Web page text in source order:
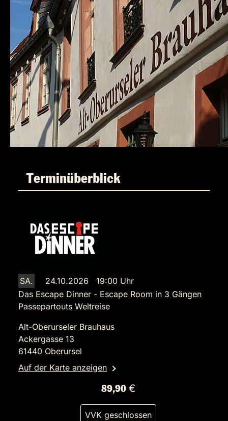
Terminüberblick
SA.
24.10.2026 19:00 Uhr
Das Escape Dinner - Escape Room in 3 Gängen
Passepartouts Weltreise
Alt-Oberurseler Brauhaus
Ackergasse 13
61440 Oberursel
Auf der Karte anzeigen
89,90 €
VVK geschlossen